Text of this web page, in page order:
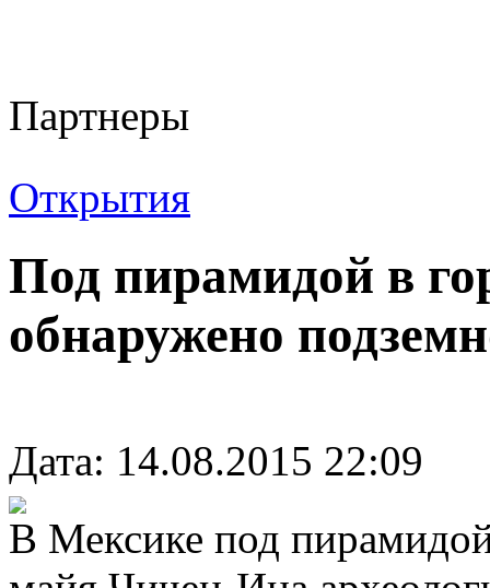
Партнеры
Открытия
Под пирамидой в
обнаружено
Дата: 14.08.2015 22:09
В Мексике под